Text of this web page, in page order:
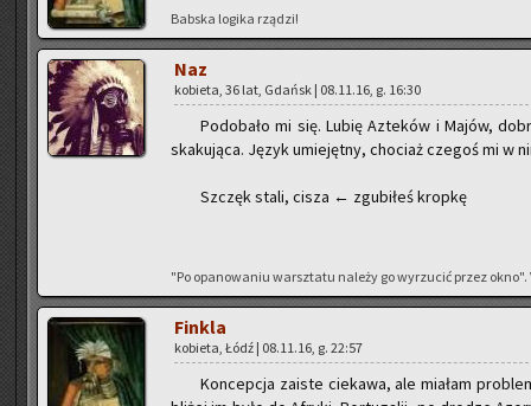
Bab­ska lo­gi­ka rzą­dzi!
Naz
ko­bie­ta, 36 lat, Gdańsk | 08.11.16, g. 16:30
Po­do­ba­ło mi się. Lubię Az­te­ków i Majów,
ska­ku­ją­ca. Język umie­jęt­ny, cho­ciaż cze­goś mi w
Szczęk stali, cisza ← zgu­bi­łeś krop­kę
"Po opa­no­wa­niu warsz­ta­tu na­le­ży go wy­rzu­cić przez okno".
Fin­kla
ko­bie­ta, Łódź | 08.11.16, g. 22:57
Kon­cep­cja za­iste cie­ka­wa, ale mia­łam